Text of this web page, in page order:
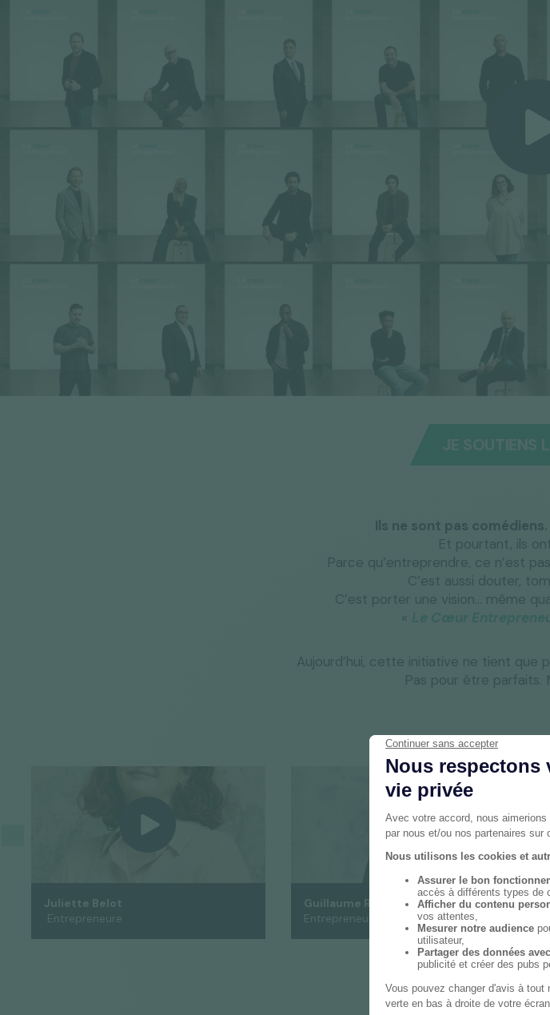
JE SOUTIENS
Ils ne sont pas
Et pourtant, ils
Parce qu’entreprendre, ce n’est
C’est aussi douter,
C’est porter une vision… même
« Le Cœur
Aujourd’hui, cette initiative ne tient que
Pas pour être parfaits.
Juliette Belot
Entrepreneure
Guillaume Richard
Entrepreneur